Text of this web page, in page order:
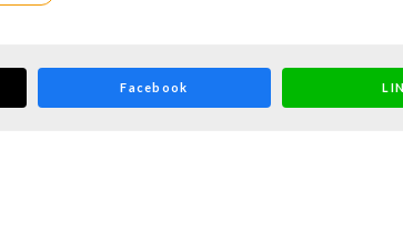
Facebook